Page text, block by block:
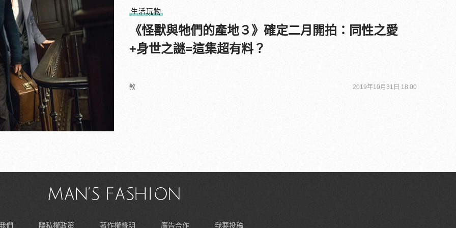
生活玩物
《怪獸與牠們的產地３》確定二月開拍：同性之愛
+身世之謎=這集超有料？
教 2019年10月31日 18:00
們 隱私權政策 著作權聲明 廣告合作 我要投稿